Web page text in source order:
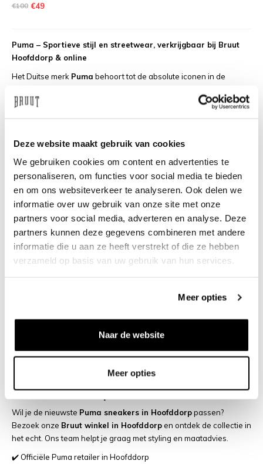
Deze website maakt gebruik van cookies
We gebruiken cookies om content en advertenties te
personaliseren, om functies voor social media te bieden
en om ons websiteverkeer te analyseren. Ook delen we
informatie over uw gebruik van onze site met onze
partners voor social media, adverteren en analyse. Deze
partners kunnen deze gegevens combineren met andere
informatie die u aan ze heeft verstrekt of die ze hebben
verzameld op basis van uw gebruik van hun services.
Meer opties
Naar de website
Meer opties
€100 €49
Puma – Sportieve stijl en streetwear, verkrijgbaar bij Bruut
Hoofddorp & online
Het Duitse merk Puma behoort tot de absolute iconen in de
comfortabele fits en samenwerkingen met topatleten en artiesten,
BijBruut Sneakerstore Hoofddorpvind je de nieuwste modellen
en streetwear essentials. Natuurlijk kun je Puma ook eenvoudig
online bestellen via bruut.nl.
Populaire Puma sneakers bij Bruut
Puma Suede– een tijdloze klassieker sinds de jaren ’60
Puma RS-X– retro-futuristisch design met chunky look
Puma Slipstream– basketbal heritage met moderne touch
oplages
Daarnaast shop je bij Bruut ook geselecteerde
zoals T-shirts, hoodies en sportieve essentials die je look
Bruut Hoofddorp – dé winkel voor Puma
Wil je de nieuwste Puma sneakers in Hoofddorppassen?
Bezoek onze Bruut winkel in Hoofddorpen ontdek de collectie in
het echt. Ons team helpt je graag met styling en maatadvies.
✔️ Officiële Puma retailer in Hoofddorp